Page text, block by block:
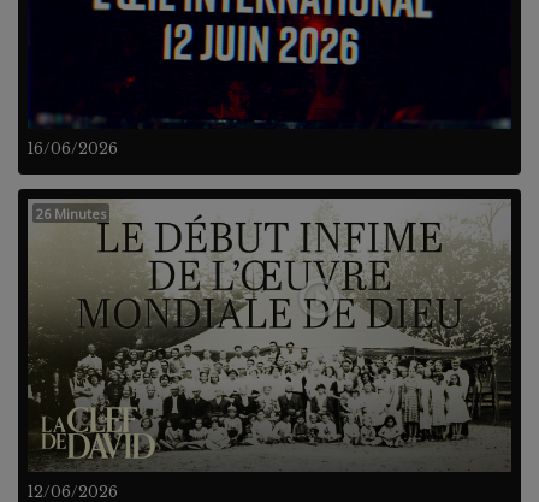
16/06/2026
12/06/2026
26 Minutes